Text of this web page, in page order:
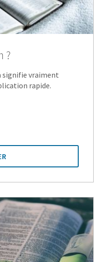
?
signifie vraiment
rapide.